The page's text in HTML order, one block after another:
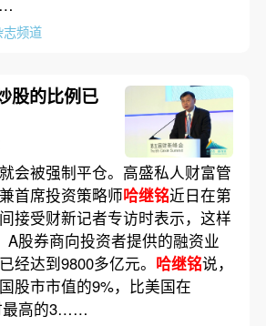
志频道
股的比例已
会被强制平仓。高盛私人财富管
首席投资策略师哈继铭近日在第
接受财新记者专访时表示，这样
A股券商向投资者提供的融资业
经达到9800多亿元。 哈继铭说，
股市市值的9%，比美国在
最高的3……